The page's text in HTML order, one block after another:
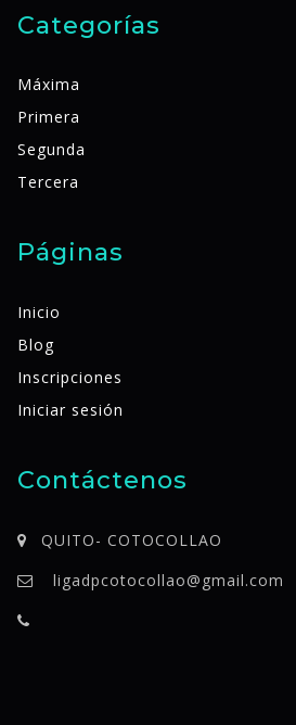
Categorías
Máxima
Primera
Segunda
Tercera
Páginas
Inicio
Blog
Inscripciones
Iniciar sesión
Contáctenos
QUITO- COTOCOLLAO
ligadpcotocollao@gmail.com